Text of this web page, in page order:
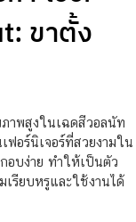
ขาตั้ง
าพสูงในเฉดสีวอลนัท
ฟอร์นิเจอร์ที่สวยงามใน
อบง่าย ทำให้เป็นตัว
รียบหรูและใช้งานได้